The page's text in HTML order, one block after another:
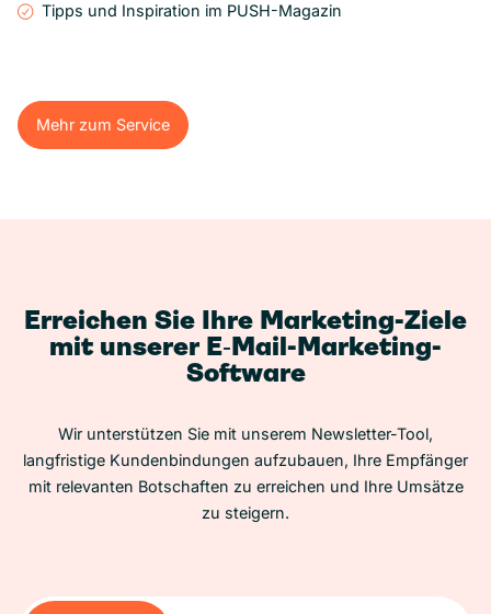
Tipps und Inspiration im PUSH-Magazin
Mehr zum Service
Mehr zum Service
Erreichen Sie Ihre Marketing-Ziele
mit unserer E‑Mail-Marketing-
Software
Wir unterstützen Sie mit unserem Newsletter-Tool,
langfristige Kundenbindungen aufzubauen, Ihre Empfänger
mit relevanten Botschaften zu erreichen und Ihre Umsätze
zu steigern.